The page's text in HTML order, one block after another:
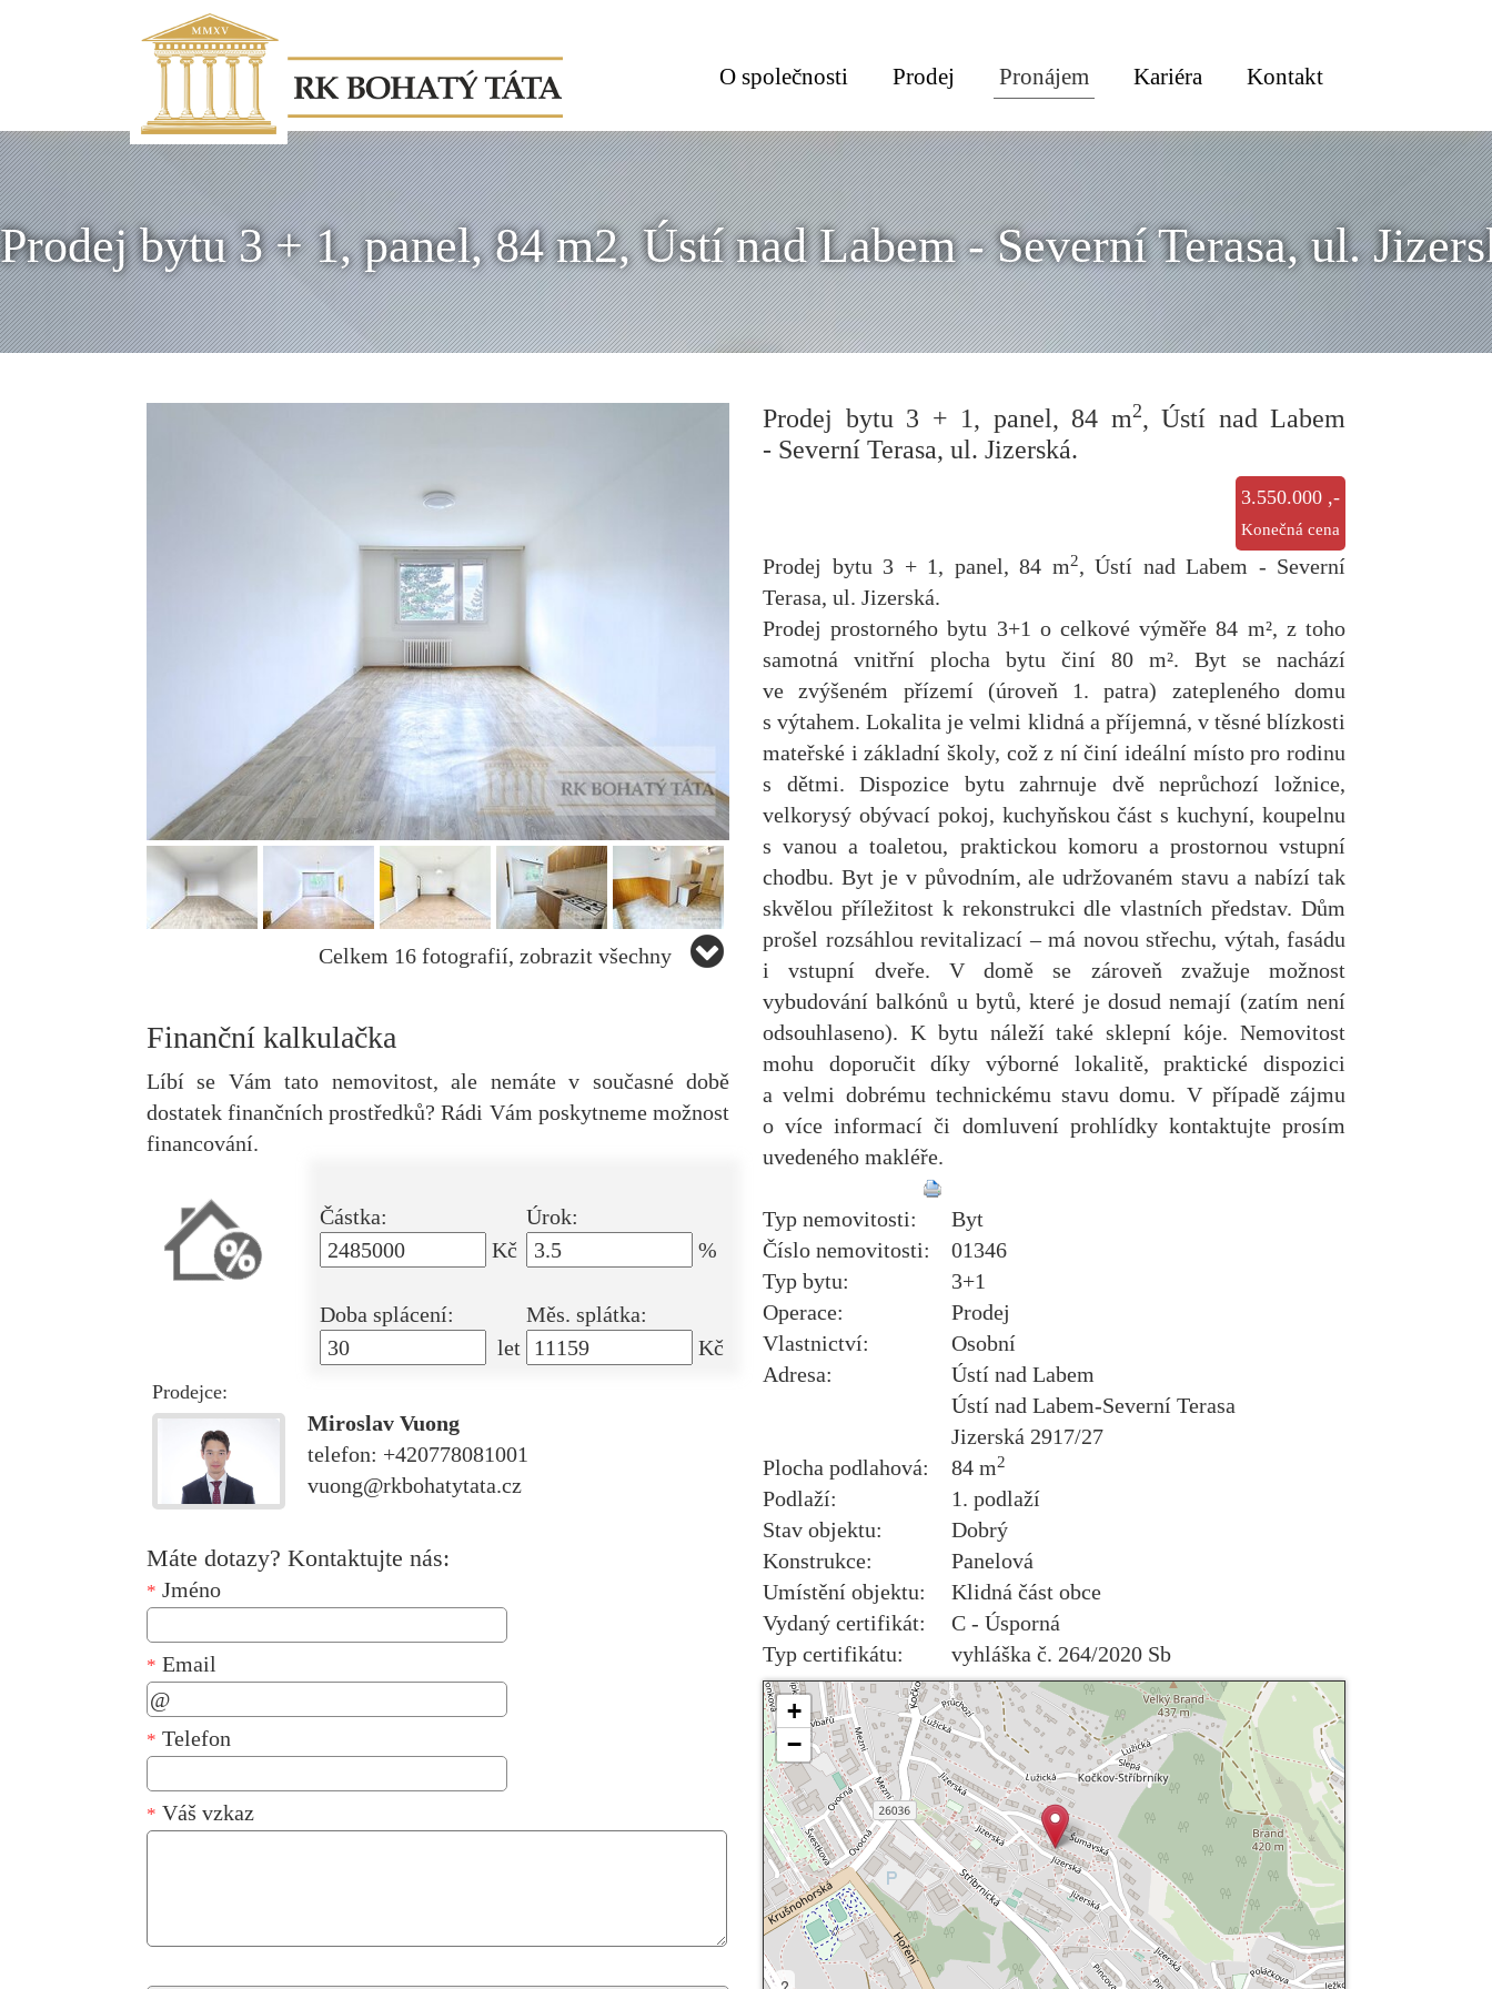
O společnosti Prodej Pronájem Kariéra Kontakt
Prodej bytu 3 + 1, panel, 84 m2, Ústí nad Labem - Severní Terasa, ul.
Celkem 16 fotografií, zobrazit všechny
Finanční kalkulačka
Líbí se Vám tato nemovitost, ale nemáte v současné době
dostatek finančních prostředků? Rádi Vám poskytneme možnost
financování.
Částka:
Kč
Úrok:
%
Doba splácení:
let
Měs. splátka:
Kč
Prodejce:
Miroslav Vuong
telefon: +420778081001
vuong@rkbohatytata.cz
Máte dotazy? Kontaktujte nás:
* Jméno
* Email
* Telefon
* Váš vzkaz
Prodej bytu 3 + 1, panel, 84 m2, Ústí nad Labem
- Severní Terasa, ul. Jizerská.
3.550.000 ,-
Konečná cena
Prodej bytu 3 + 1, panel, 84 m2, Ústí nad Labem - Severní
Terasa, ul. Jizerská.
Prodej prostorného bytu 3+1 o celkové výměře 84 m², z toho
samotná vnitřní plocha bytu činí 80 m². Byt se nachází
ve zvýšeném přízemí (úroveň 1. patra) zatepleného domu
s výtahem. Lokalita je velmi klidná a příjemná, v těsné blízkosti
mateřské i základní školy, což z ní činí ideální místo pro rodinu
s dětmi. Dispozice bytu zahrnuje dvě neprůchozí ložnice,
velkorysý obývací pokoj, kuchyňskou část s kuchyní, koupelnu
s vanou a toaletou, praktickou komoru a prostornou vstupní
chodbu. Byt je v původním, ale udržovaném stavu a nabízí tak
skvělou příležitost k rekonstrukci dle vlastních představ. Dům
prošel rozsáhlou revitalizací – má novou střechu, výtah, fasádu
i vstupní dveře. V domě se zároveň zvažuje možnost
vybudování balkónů u bytů, které je dosud nemají (zatím není
odsouhlaseno). K bytu náleží také sklepní kóje. Nemovitost
mohu doporučit díky výborné lokalitě, praktické dispozici
a velmi dobrému technickému stavu domu. V případě zájmu
o více informací či domluvení prohlídky kontaktujte prosím
uvedeného makléře.
Typ nemovitosti:
Byt
Číslo nemovitosti:
01346
Typ bytu:
3+1
Operace:
Prodej
Vlastnictví:
Osobní
Adresa:
Ústí nad Labem
Ústí nad Labem-Severní Terasa
Jizerská 2917/27
Plocha podlahová:
84 m2
Podlaží:
1. podlaží
Stav objektu:
Dobrý
Konstrukce:
Panelová
Umístění objektu:
Klidná část obce
Vydaný certifikát:
C - Úsporná
Typ certifikátu:
vyhláška č. 264/2020 Sb
+
−